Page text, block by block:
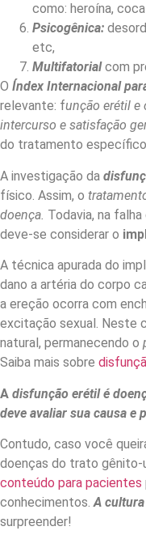
como: heroína,
Psicogênica:
etc,
Multifatorial com
O Índex Internacional
relevante: função erétil e
intercurso e satisfação
do tratamento
A investigação da
físico. Assim, o
doença. Todavia, na
deve-se considerar o
A técnica apurada do
dano a artéria do corpo
a ereção ocorra com
excitação sexual. Neste
natural, permanecendo o
Saiba mais sobre
A disfunção erétil é
deve avaliar sua causa e
Contudo, caso você
doenças do trato gênito-
conteúdo para pacientes
conhecimentos.A
surpreender!